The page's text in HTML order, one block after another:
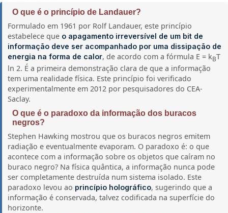
O que é o princípio de Landauer?
Formulado em 1961 por Rolf Landauer, este princípio
estabelece que o apagamento irreversível de um bit de
informação deve ser acompanhado por uma dissipação de
energia na forma de calor, de acordo com a fórmula E = kBT
ln 2. É a primeira demonstração clara de que a informação
tem uma realidade física. Este princípio foi verificado
experimentalmente em 2012 por pesquisadores do CEA-
Saclay.
O que é o paradoxo da informação dos buracos
negros?
Stephen Hawking mostrou que os buracos negros emitem
radiação e eventualmente evaporam. O paradoxo é: o que
acontece com a informação sobre os objetos que caíram no
buraco negro? Na física quântica, a informação nunca pode
ser completamente destruída num sistema isolado. Este
paradoxo levou ao princípio holográfico, sugerindo que a
informação é conservada, talvez codificada na superfície do
horizonte.